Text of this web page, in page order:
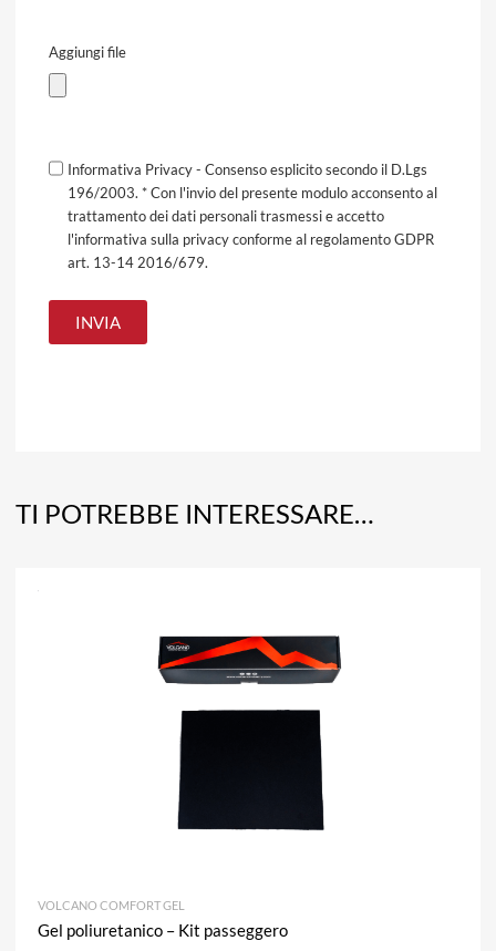
Aggiungi file
Informativa Privacy - Consenso esplicito secondo il D.Lgs
196/2003. * Con l'invio del presente modulo acconsento al
trattamento dei dati personali trasmessi e accetto
l'informativa sulla privacy conforme al regolamento GDPR
art. 13-14 2016/679.
TI POTREBBE INTERESSARE…
VOLCANO COMFORT GEL
Gel poliuretanico – Kit passeggero